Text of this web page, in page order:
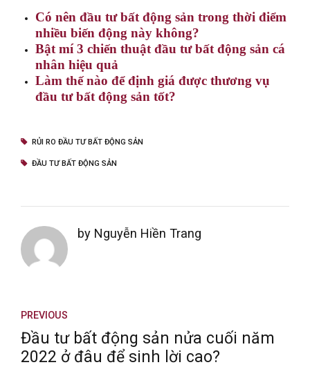
Có nên đầu tư bất động sản trong thời điểm
nhiều biến động này không?
Bật mí 3 chiến thuật đầu tư bất động sản cá
nhân hiệu quả
Làm thế nào để định giá được thương vụ
đầu tư bất động sản tốt?
RỦI RO ĐẦU TƯ BẤT ĐỘNG SẢN
ĐẦU TƯ BẤT ĐỘNG SẢN
by Nguyễn Hiền Trang
PREVIOUS
Đầu tư bất động sản nửa cuối năm
2022 ở đâu để sinh lời cao?